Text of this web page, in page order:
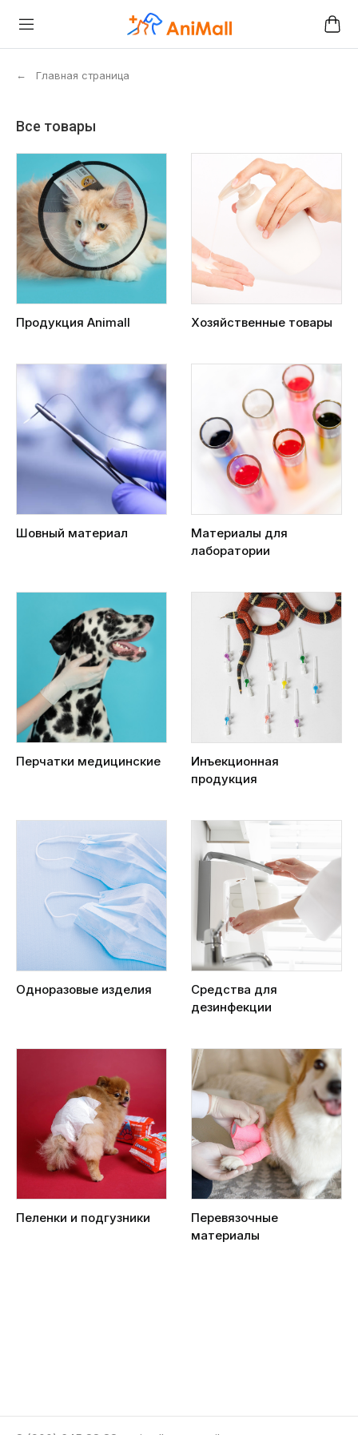
← Главная страница
Все товары
Продукция Animall Хозяйственные товары
Шовный материал
Материалы для
лаборатории
Перчатки медицинские
Инъекционная
продукция
Одноразовые изделия
Средства для
дезинфекции
Пеленки и подгузники
Перевязочные
материалы